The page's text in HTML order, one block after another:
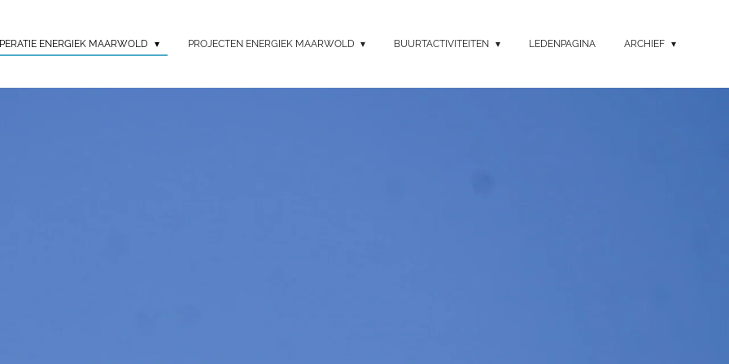
ENERGIEK MAARWOLD PROJECTEN ENERGIEK MAARWOLD BUURTACTIVITEITEN LEDENPAGINA ARCHIEF